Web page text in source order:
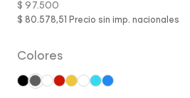
$ 97.500
$ 80.578,51 Precio sin imp. nacionales
Colores